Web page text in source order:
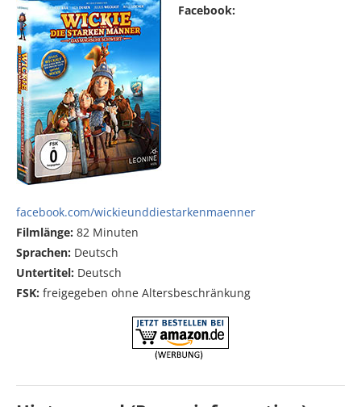
Facebook:
facebook.com/wickieunddiestarkenmaenner
Filmlänge: 82 Minuten
Sprachen: Deutsch
Untertitel: Deutsch
FSK: freigegeben ohne Altersbeschränkung